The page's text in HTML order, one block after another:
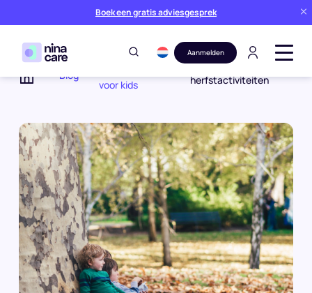
Boek een gratis adviesgesprek
Aanmelden
Blog
voor kids
herfstactiviteiten